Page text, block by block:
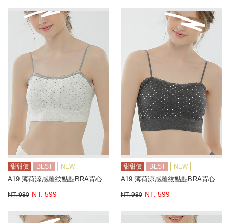
甜甜價 BEST NEW
A19.薄荷涼感羅紋點點BRA背心
NT. 980 NT. 599
甜甜價 BEST NEW
A19.薄荷涼感羅紋點點BRA背心
NT. 980 NT. 599